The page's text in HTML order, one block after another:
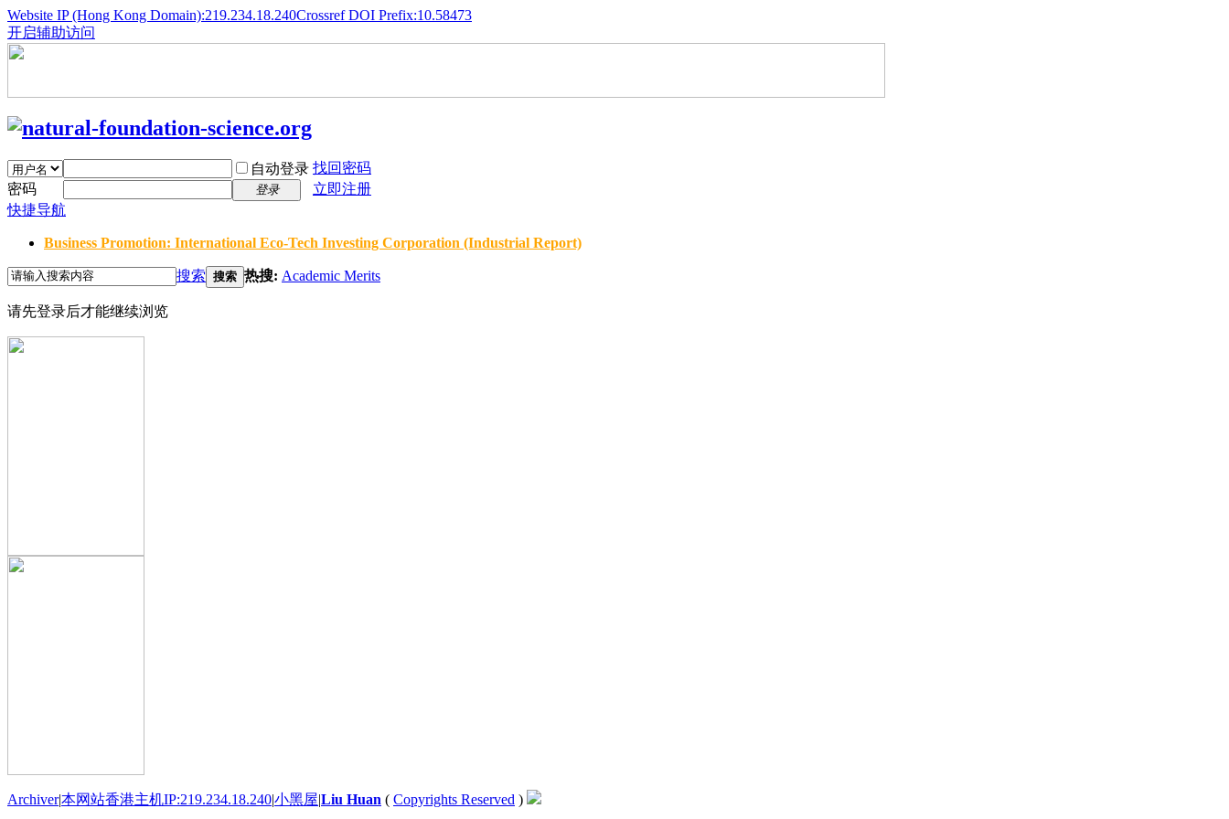
Website IP (Hong Kong Domain):219.234.18.240Crossref DOI Prefix:10.58473
开启辅助访问
自动登录 找回密码
密码
登录
立即注册
快捷导航
Business Promotion: International Eco-Tech Investing Corporation (Industrial Report)
搜索 搜索 热搜: Academic Merits
请先登录后才能继续浏览
Archiver|本网站香港主机IP:219.234.18.240|小黑屋|Liu Huan ( Copyrights Reserved )